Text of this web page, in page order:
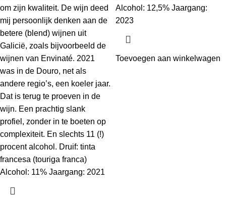
om zijn kwaliteit. De wijn deed
mij persoonlijk denken aan de
betere (blend) wijnen uit
Galicië, zoals bijvoorbeeld de
wijnen van Envinaté. 2021
was in de Douro, net als
andere regio’s, een koeler jaar.
Dat is terug te proeven in de
wijn. Een prachtig slank
profiel, zonder in te boeten op
complexiteit. En slechts 11 (!)
procent alcohol. Druif: tinta
francesa (touriga franca)
Alcohol: 11% Jaargang: 2021
Alcohol: 12,5% Jaargang:
2023
Toevoegen aan winkelwagen